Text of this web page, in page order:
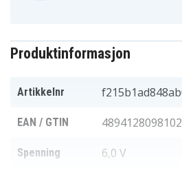
Produktinformasjon
Artikkelnr
EAN / GTIN 4894128098102
Spenning 6,0 V